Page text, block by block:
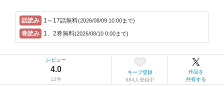
1～17話無料(2026/08/09 10:00まで)
1、2巻無料(2026/08/10 0:00まで)
レビュー
4.0
12件
キープ登録
684人登録中
作品を
共有する